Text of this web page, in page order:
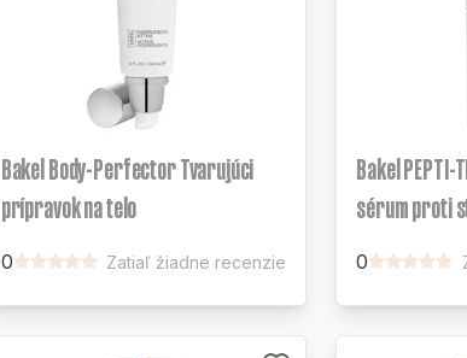
Bakel Body-Perfector Tvarujúci
prípravok na telo
0 Zatiaľ žiadne recenzie
Bakel PEPTI-
sérum proti
0